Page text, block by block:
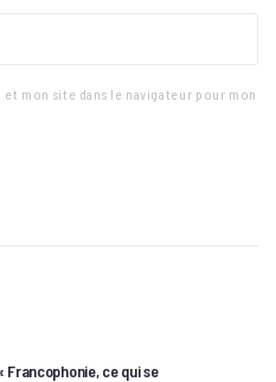
mon site dans le navigateur pour mon
Francophonie, ce qui se